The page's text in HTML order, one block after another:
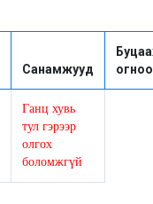
Санамжууд
огноо
Ганц хувь
тул гэрээр
олгох
боломжгүй